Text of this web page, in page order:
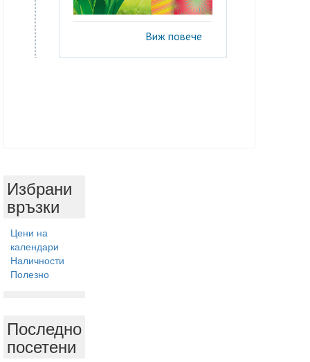
Виж повече
Избрани
връзки
Цени на
календари
Наличности
Полезно
Последно
посетени